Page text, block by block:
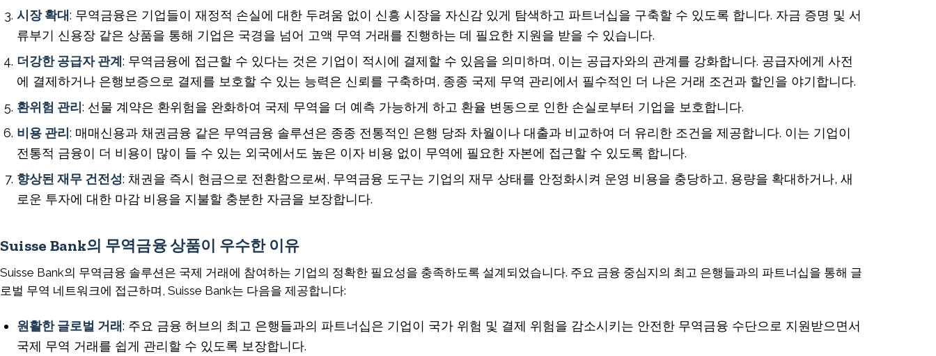
시장 확대: 무역금융은 기업들이 재정적 손실에 대한 두려움 없이 신흥 시장을 자신감 있게 탐색하고 파트너십을 구축할 수 있도록 합니다. 자금 증명 및 서
류부기 신용장 같은 상품을 통해 기업은 국경을 넘어 고액 무역 거래를 진행하는 데 필요한 지원을 받을 수 있습니다.
더강한 공급자 관계 : 무역금융에 접근할 수 있다는 것은 기업이 적시에 결제할 수 있음을 의미하며, 이는 공급자와의 관계를 강화합니다. 공급자에게 사전
에 결제하거나 은행보증으로 결제를 보호할 수 있는 능력은 신뢰를 구축하며, 종종 국제 무역 관리에서 필수적인 더 나은 거래 조건과 할인을 야기합니다.
환위험 관리 : 선물 계약은 환위험을 완화하여 국제 무역을 더 예측 가능하게 하고 환율 변동으로 인한 손실로부터 기업을 보호합니다.
비용 관리 : 매매신용과 채권금융 같은 무역금융 솔루션은 종종 전통적인 은행 당좌 차월이나 대출과 비교하여 더 유리한 조건을 제공합니다. 이는 기업이
전통적 금융이 더 비용이 많이 들 수 있는 외국에서도 높은 이자 비용 없이 무역에 필요한 자본에 접근할 수 있도록 합니다.
향상된 재무 건전성: 채권을 즉시 현금으로 전환함으로써, 무역금융 도구는 기업의 재무 상태를 안정화시켜 운영 비용을 충당하고, 용량을 확대하거나, 새
로운 투자에 대한 마감 비용을 지불할 충분한 자금을 보장합니다.
Suisse Bank의 무역금융 상품이 우수한 이유
Suisse Bank의 무역금융 솔루션은 국제 거래에 참여하는 기업의 정확한 필요성을 충족하도록 설계되었습니다. 주요 금융 중심지의 최고 은행들과의 파트너십을 통해 글
로벌 무역 네트워크에 접근하며, Suisse Bank는 다음을 제공합니다:
원활한 글로벌 거래: 주요 금융 허브의 최고 은행들과의 파트너십은 기업이 국가 위험 및 결제 위험을 감소시키는 안전한 무역금융 수단으로 지원받으면서
국제 무역 거래를 쉽게 관리할 수 있도록 보장합니다.